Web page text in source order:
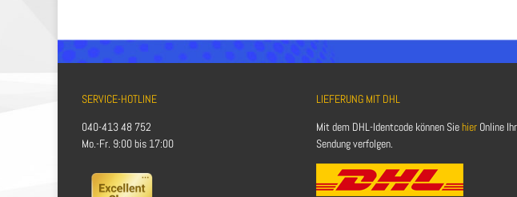
SERVICE-HOTLINE
040-413 48 752
Mo.-Fr. 9:00 bis 17:00
LIEFERUNG MIT DHL
Mit dem DHL-Identcode können SiehierOnline
Sendung verfolgen.